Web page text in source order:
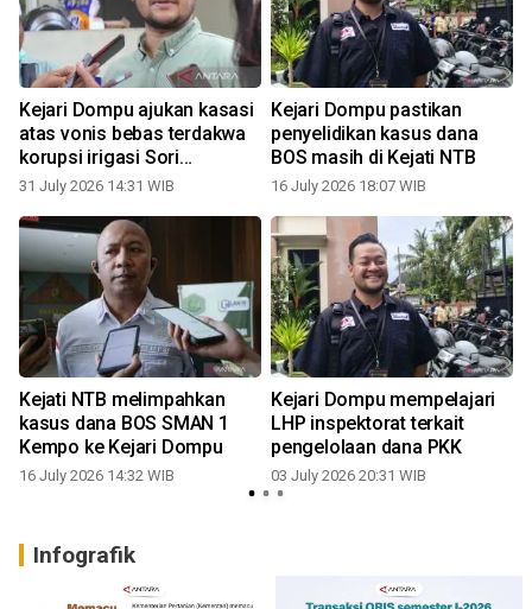
Kejari Dompu ajukan kasasi
atas vonis bebas terdakwa
korupsi irigasi Sori
Paranggi
31 July 2026 14:31 WIB
Kejari Dompu pastikan
penyelidikan kasus dana
BOS masih di Kejati NTB
16 July 2026 18:07 WIB
Kejati NTB melimpahkan
kasus dana BOS SMAN 1
Kempo ke Kejari Dompu
16 July 2026 14:32 WIB
Kejari Dompu mempelajari
LHP inspektorat terkait
pengelolaan dana PKK
03 July 2026 20:31 WIB
Infografik